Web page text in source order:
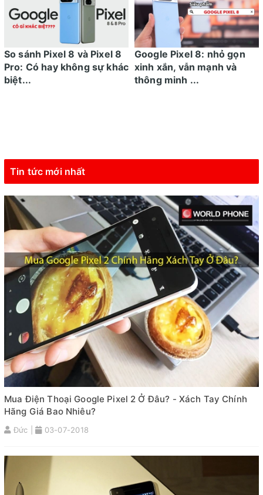
So sánh Pixel 8 và Pixel 8
Pro: Có hay không sự khác
biệt...
Google Pixel 8: nhỏ gọn
xinh xắn, vẫn mạnh và
thông minh ...
Tin tức mới nhất
Mua Điện Thoại Google Pixel 2 Ở Đâu? - Xách Tay Chính
Hãng Giá Bao Nhiêu?
Đức | 03-07-2018